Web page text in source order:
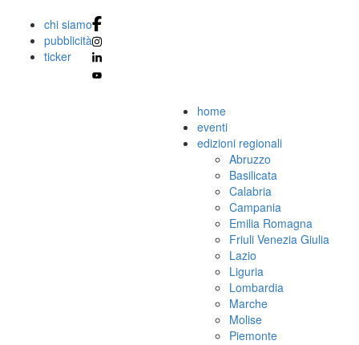
chi siamo
pubblicità
ticker
home
eventi
edizioni regionali
Abruzzo
Basilicata
Calabria
Campania
Emilia Romagna
Friuli Venezia Giulia
Lazio
Liguria
Lombardia
Marche
Molise
Piemonte